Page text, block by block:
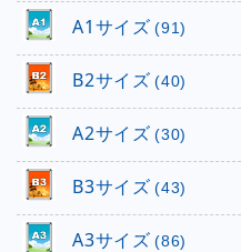
A1サイズ (91)
B2サイズ (40)
A2サイズ (30)
B3サイズ (43)
A3サイズ (86)